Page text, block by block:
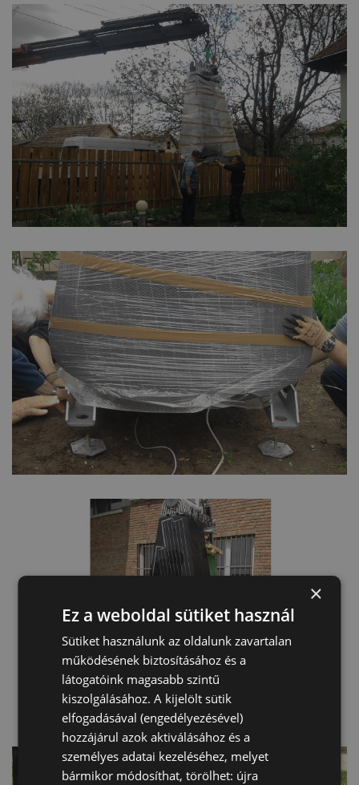
×
Ez a weboldal sütiket használ
Sütiket használunk az oldalunk zavartalan
működésének biztosításához és a
látogatóink magasabb szintű
kiszolgálásához. A kijelölt sütik
elfogadásával (engedélyezésével)
hozzájárul azok aktiválásához és a
személyes adatai kezeléséhez, melyet
bármikor módosíthat, törölhet: újra